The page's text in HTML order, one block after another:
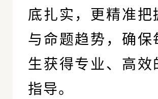
底扎实，更精准把
与命题趋势，确保
生获得专业、高效
指导。